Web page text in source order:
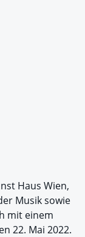
Haus Wien,
Musik sowie
mit einem
22. Mai 2022.